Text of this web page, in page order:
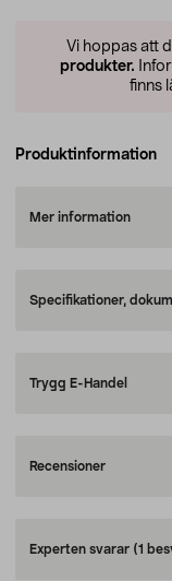
Vi hoppas att
produkter.
finns
Produktinformation
Mer information
Specifikationer,
Trygg E-Handel
Recensioner
Experten svarar (1